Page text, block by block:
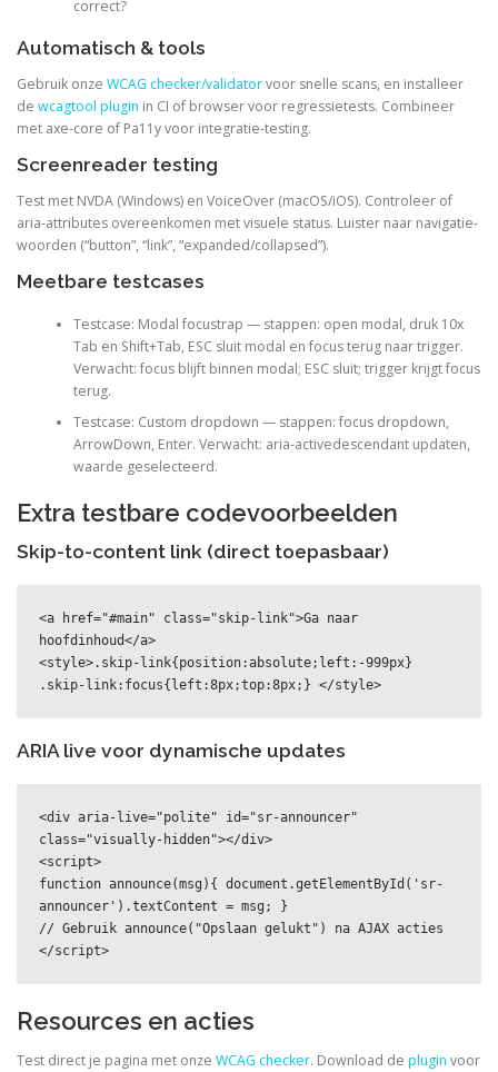
correct?
Automatisch & tools
Gebruik onze WCAG checker/validatorvoor snelle scans, en installeer
de wcagtool plugin in CI of browser voor regressietests. Combineer
met axe-core of Pa11y voor integratie-testing.
Screenreader testing
Test met NVDA (Windows) en VoiceOver (macOS/iOS). Controleer of
aria-attributes overeenkomen met visuele status. Luister naar navigatie-
woorden (“button”, “link”, “expanded/collapsed”).
Meetbare testcases
Testcase: Modal focustrap — stappen: open modal, druk 10x
Tab en Shift+Tab, ESC sluit modal en focus terug naar trigger.
Verwacht: focus blijft binnen modal; ESC sluit; trigger krijgt focus
terug.
Testcase: Custom dropdown — stappen: focus dropdown,
ArrowDown, Enter. Verwacht: aria-activedescendant updaten,
waarde geselecteerd.
Extra testbare codevoorbeelden
Skip-to-content link (direct toepasbaar)
<a href="#main" class="skip-link">Ga naar
hoofdinhoud</a>
<style>.skip-link{position:absolute;left:-999px}
.skip-link:focus{left:8px;top:8px;} </style>
ARIA live voor dynamische updates
<div aria-live="polite" id="sr-announcer"
class="visually-hidden"></div>
<script>
function announce(msg){ document.getElementById('sr-
announcer').textContent = msg; }
// Gebruik announce("Opslaan gelukt") na AJAX acties
</script>
Resources en acties
Test direct je pagina met onze WCAG checker. Download de plugin voor